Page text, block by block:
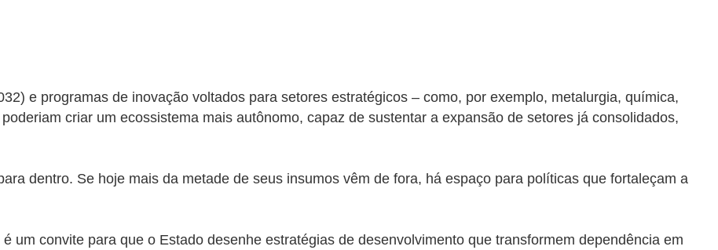
e programas de inovação voltados para setores estratégicos – como, por exemplo, metalurgia, química,
criar um ecossistema mais autônomo, capaz de sustentar a expansão de setores já consolidados,
dentro. Se hoje mais da metade de seus insumos vêm de fora, há espaço para políticas que fortaleçam a
um convite para que o Estado desenhe estratégias de desenvolvimento que transformem dependência em